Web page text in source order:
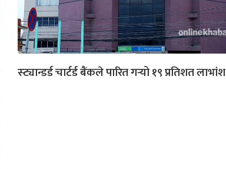
स्ट्यान्डर्ड चार्टर्ड बैंकले पारित गर्‍यो १९ प्रतिशत लाभांश